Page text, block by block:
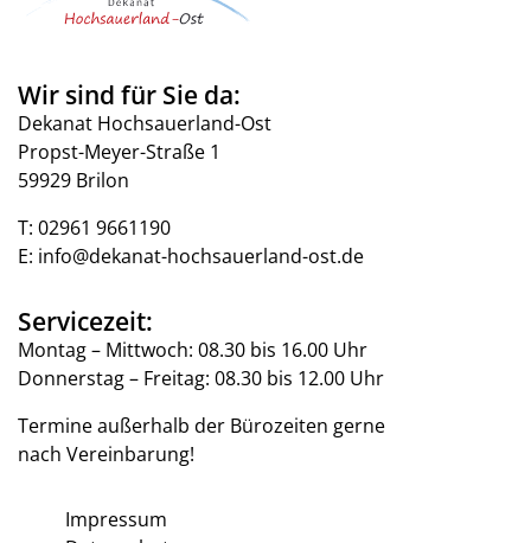
Wir sind für Sie da:
Dekanat Hochsauerland-Ost
Propst-Meyer-Straße 1
59929 Brilon
T: 02961 9661190
E: info@dekanat-hochsauerland-ost.de
Servicezeit:
Montag – Mittwoch: 08.30 bis 16.00 Uhr
Donnerstag – Freitag: 08.30 bis 12.00 Uhr
Termine außerhalb der Bürozeiten gerne
nach Vereinbarung!
Impressum